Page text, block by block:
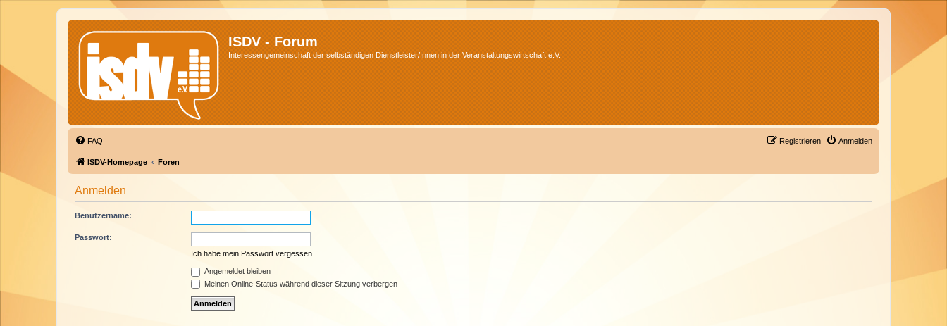
ISDV - Forum
Interessengemeinschaft der selbständigen Dienstleister/Innen in der Veranstaltungswirtschaft e.V.
FAQ Anmelden
Registrieren
ISDV-Homepage Foren
Anmelden
Benutzername:
Passwort:
Ich habe mein Passwort vergessen
Angemeldet bleiben
Meinen Online-Status während dieser Sitzung verbergen